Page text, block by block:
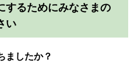
するためにみなさまの
い
ましたか？